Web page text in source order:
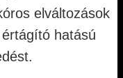
elváltozások
hatású